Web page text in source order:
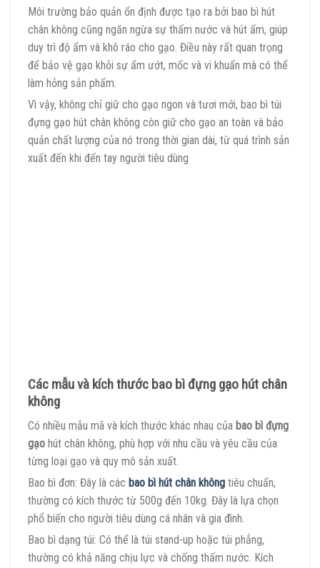
Môi trường bảo quản ổn định được tạo ra bởi bao bì hút
chân không cũng ngăn ngừa sự thấm nước và hút ẩm, giúp
duy trì độ ẩm và khô ráo cho gạo. Điều này rất quan trọng
để bảo vệ gạo khỏi sự ẩm ướt, mốc và vi khuẩn mà có thể
làm hỏng sản phẩm.
Vì vậy, không chỉ giữ cho gạo ngon và tươi mới, bao bì túi
đựng gạo hút chân không còn giữ cho gạo an toàn và bảo
quản chất lượng của nó trong thời gian dài, từ quá trình sản
xuất đến khi đến tay người tiêu dùng
Các mẫu và kích thước bao bì đựng gạo hút chân
không
Có nhiều mẫu mã và kích thước khác nhau của bao bì đựng
gạo hút chân không, phù hợp với nhu cầu và yêu cầu của
từng loại gạo và quy mô sản xuất.
Bao bì đơn: Đây là các bao bì hút chân không tiêu chuẩn,
thường có kích thước từ 500g đến 10kg. Đây là lựa chọn
phổ biến cho người tiêu dùng cá nhân và gia đình.
Bao bì dạng túi: Có thể là túi stand-up hoặc túi phẳng,
thường có khả năng chịu lực và chống thấm nước. Kích